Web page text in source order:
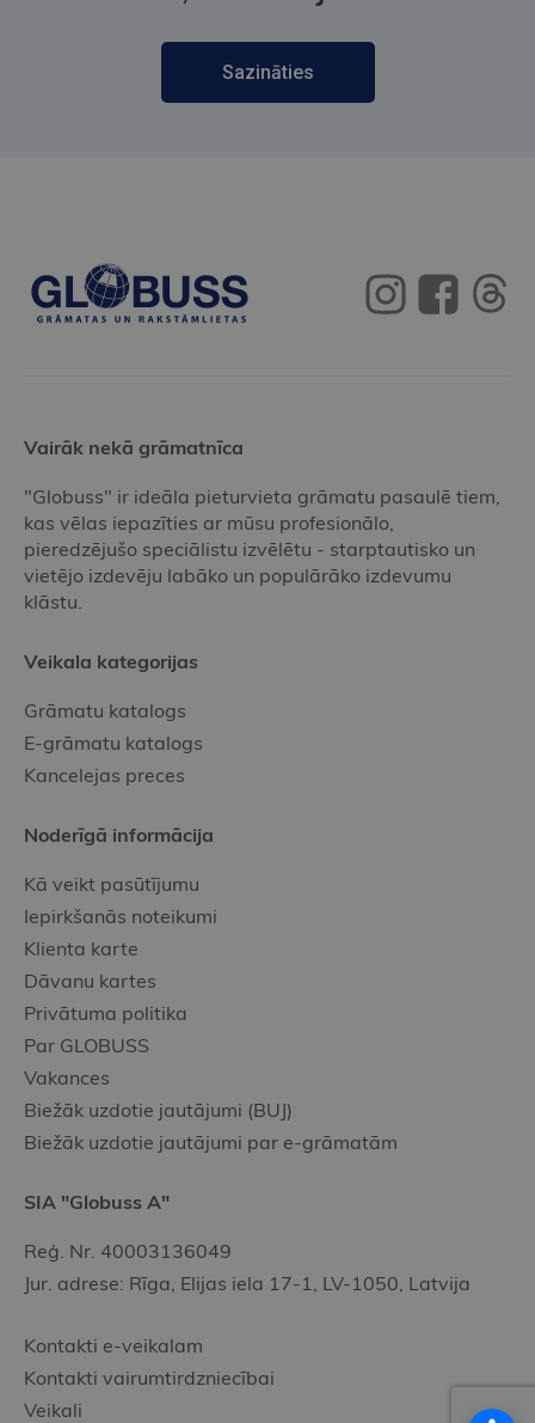
Sazināties
Vairāk nekā grāmatnīca
"Globuss" ir ideāla pieturvieta grāmatu pasaulē tiem,
kas vēlas iepazīties ar mūsu profesionālo,
pieredzējušo speciālistu izvēlētu - starptautisko un
vietējo izdevēju labāko un populārāko izdevumu
klāstu.
Veikala kategorijas
Grāmatu katalogs
E-grāmatu katalogs
Kancelejas preces
Noderīgā informācija
Kā veikt pasūtījumu
Iepirkšanās noteikumi
Klienta karte
Dāvanu kartes
Privātuma politika
Par GLOBUSS
Vakances
Biežāk uzdotie jautājumi (BUJ)
Biežāk uzdotie jautājumi par e-grāmatām
SIA "Globuss A"
Reģ. Nr. 40003136049
Jur. adrese: Rīga, Elijas iela 17-1, LV-1050, Latvija
Kontakti e-veikalam
Kontakti vairumtirdzniecībai
Veikali